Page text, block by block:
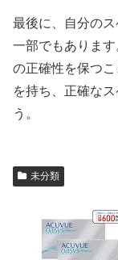
最後に、自分の
一部でもありま
の正確性を保つ
を持ち、正確な
う。
未分類